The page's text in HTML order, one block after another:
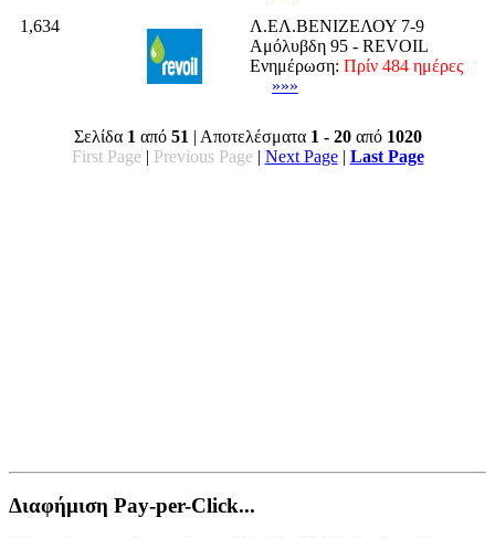
1,634
Λ.ΕΛ.ΒΕΝΙΖΕΛΟΥ 7-9
Αμόλυβδη 95 - REVOIL
Ενημέρωση: Πρίν 484 ημέρες
»»»
Σελίδα 1 από 51 | Αποτελέσματα 1 - 20 από 1020
First Page| Previous Page| Next Page| Last Page
Διαφήμιση Pay-per-Click...